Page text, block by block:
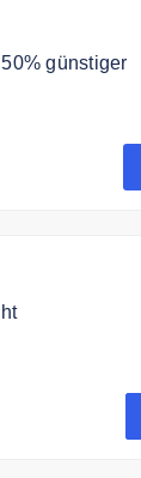
günstiger